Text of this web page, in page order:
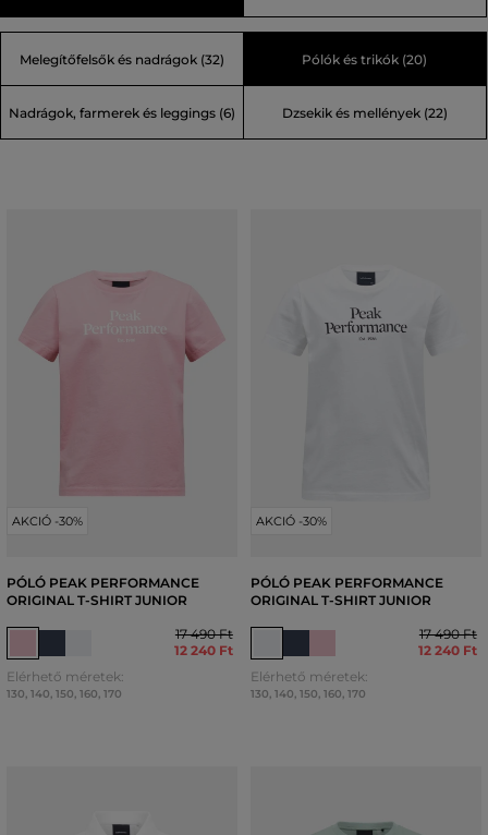
Melegítőfelsők és nadrágok (32) Pólók és trikók (20)
Nadrágok, farmerek és leggings (6) Dzsekik és mellények (22)
AKCIÓ -30%
PÓLÓ PEAK PERFORMANCE
ORIGINAL T-SHIRT JUNIOR
17 490 Ft
12 240 Ft
Elérhető méretek:
130, 140, 150, 160, 170
AKCIÓ -30%
PÓLÓ PEAK PERFORMANCE
ORIGINAL T-SHIRT JUNIOR
17 490 Ft
12 240 Ft
Elérhető méretek:
130, 140, 150, 160, 170